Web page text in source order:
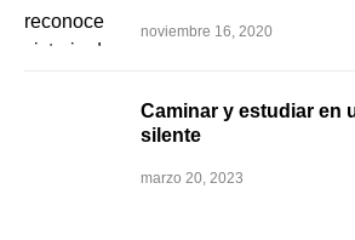
noviembre 16, 2020
Caminar y estudiar en
silente
marzo 20, 2023